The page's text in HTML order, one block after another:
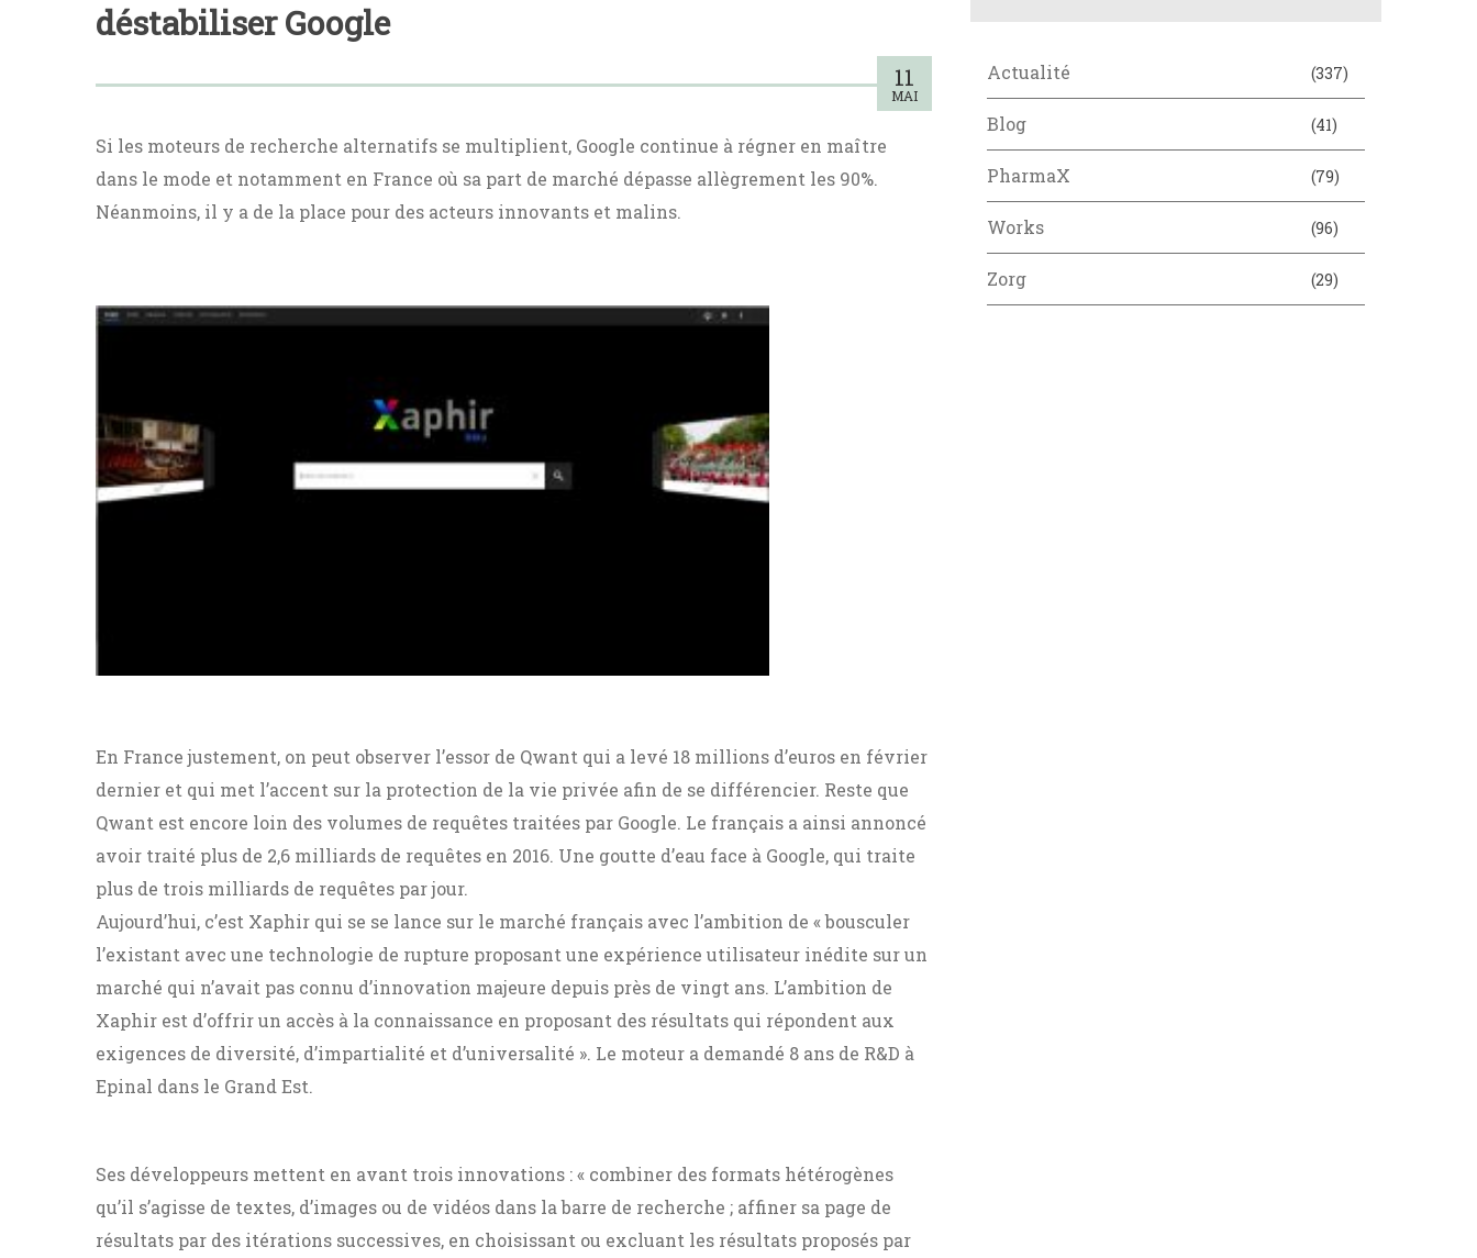
déstabiliser Google
11
MAI
Si les moteurs de recherche alternatifs se multiplient, Google continue à régner en maître
dans le mode et notamment en France où sa part de marché dépasse allègrement les 90%.
Néanmoins, il y a de la place pour des acteurs innovants et malins.
En France justement, on peut observer l’essor de Qwant qui a levé 18 millions d’euros en février
dernier et qui met l’accent sur la protection de la vie privée afin de se différencier. Reste que
Qwant est encore loin des volumes de requêtes traitées par Google. Le français a ainsi annoncé
avoir traité plus de 2,6 milliards de requêtes en 2016. Une goutte d’eau face à Google, qui traite
plus de trois milliards de requêtes par jour.
Aujourd’hui, c’est Xaphir qui se se lance sur le marché français avec l’ambition de « bousculer
l’existant avec une technologie de rupture proposant une expérience utilisateur inédite sur un
marché qui n’avait pas connu d’innovation majeure depuis près de vingt ans. L’ambition de
Xaphir est d’offrir un accès à la connaissance en proposant des résultats qui répondent aux
exigences de diversité, d’impartialité et d’universalité ». Le moteur a demandé 8 ans de R&D à
Epinal dans le Grand Est.
Ses développeurs mettent en avant trois innovations : « combiner des formats hétérogènes
qu’il s’agisse de textes, d’images ou de vidéos dans la barre de recherche ; affiner sa page de
résultats par des itérations successives, en choisissant ou excluant les résultats proposés par
Actualité (337)
Blog (41)
PharmaX (79)
Works (96)
Zorg (29)